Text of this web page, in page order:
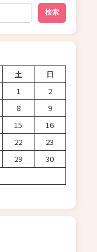
検索
土
日
1
2
8
9
15
16
22
23
29
30